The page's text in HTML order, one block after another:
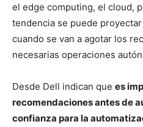
el edge computing, el cloud,
tendencia se puede
cuando se van a agotar los
necesarias operaciones
Desde Dell indican que es
recomendaciones antes de
confianza para la